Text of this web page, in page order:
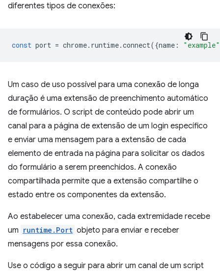
diferentes tipos de conexões:
const port = chrome. runtime.connect({name : "example"
Um caso de uso possível para uma conexão de longa
duração é uma extensão de preenchimento automático
de formulários. O script de conteúdo pode abrir um
canal para a página de extensão de um login específico
e enviar uma mensagem para a extensão de cada
elemento de entrada na página para solicitar os dados
do formulário a serem preenchidos. A conexão
compartilhada permite que a extensão compartilhe o
estado entre os componentes da extensão.
Ao estabelecer uma conexão, cada extremidade recebe
um runtime.Port objeto para enviar e receber
mensagens por essa conexão.
Use o código a seguir para abrir um canal de um script